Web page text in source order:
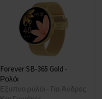
Forever SB-365 Gold -
Ρολόι
Εξυπνο ρολόι - Για Άνδρες